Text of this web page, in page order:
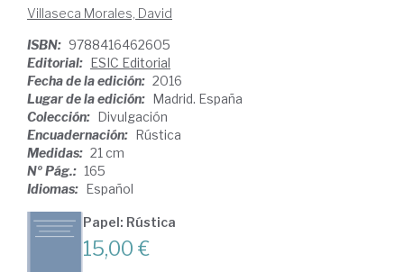
Villaseca Morales, David
ISBN: 9788416462605
Editorial: ESIC Editorial
Fecha de la edición: 2016
Lugar de la edición: Madrid. España
Colección: Divulgación
Encuadernación: Rústica
Medidas: 21 cm
Nº Pág.: 165
Idiomas: Español
Papel: Rústica
15,00 €